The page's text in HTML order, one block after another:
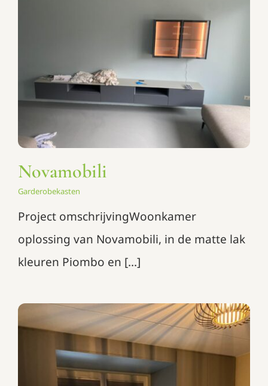
Novamobili
Garderobekasten
Novamobili
Garderobekasten
Project omschrijvingWoonkamer
oplossing van Novamobili, in de matte lak
kleuren Piombo en [...]